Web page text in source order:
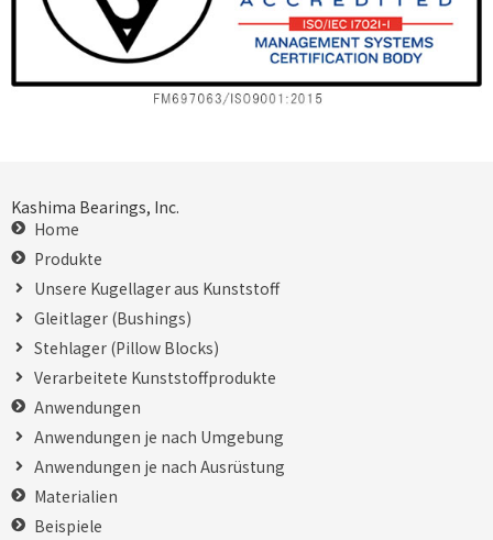
Kashima Bearings, Inc.
Home
Produkte
Unsere Kugellager aus Kunststoff
Gleitlager (Bushings)
Stehlager (Pillow Blocks)
Verarbeitete Kunststoffprodukte
Anwendungen
Anwendungen je nach Umgebung
Anwendungen je nach Ausrüstung
Materialien
Beispiele